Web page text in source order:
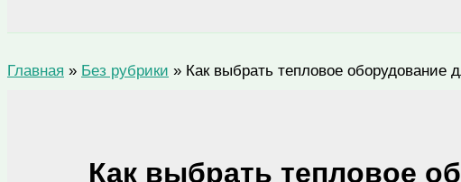
Главная » Без рубрики » Как выбрать тепловое
Как выбрать тепловое